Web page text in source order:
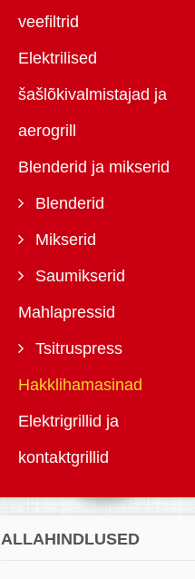
veefiltrid
Elektrilised
šašlõkivalmistajad ja
aerogrill
Blenderid ja mikserid
Blenderid
Mikserid
Saumikserid
Mahlapressid
Tsitruspress
Hakklihamasinad
Elektrigrillid ja
kontaktgrillid
ALLAHINDLUSED